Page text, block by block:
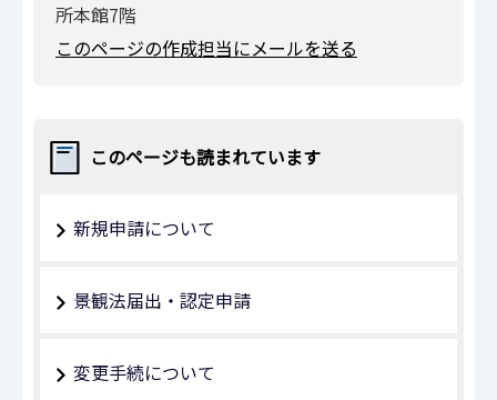
所本館7階
このページの作成担当にメールを送る
このページも読まれています
新規申請について
景観法届出・認定申請
変更手続について